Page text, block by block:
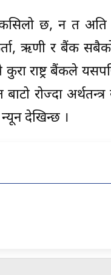
कसिलो छ, न त
ऋणी र बैंक
कुरा राष्ट्र बैंकले
रोज्दा
देखिन्छ ।